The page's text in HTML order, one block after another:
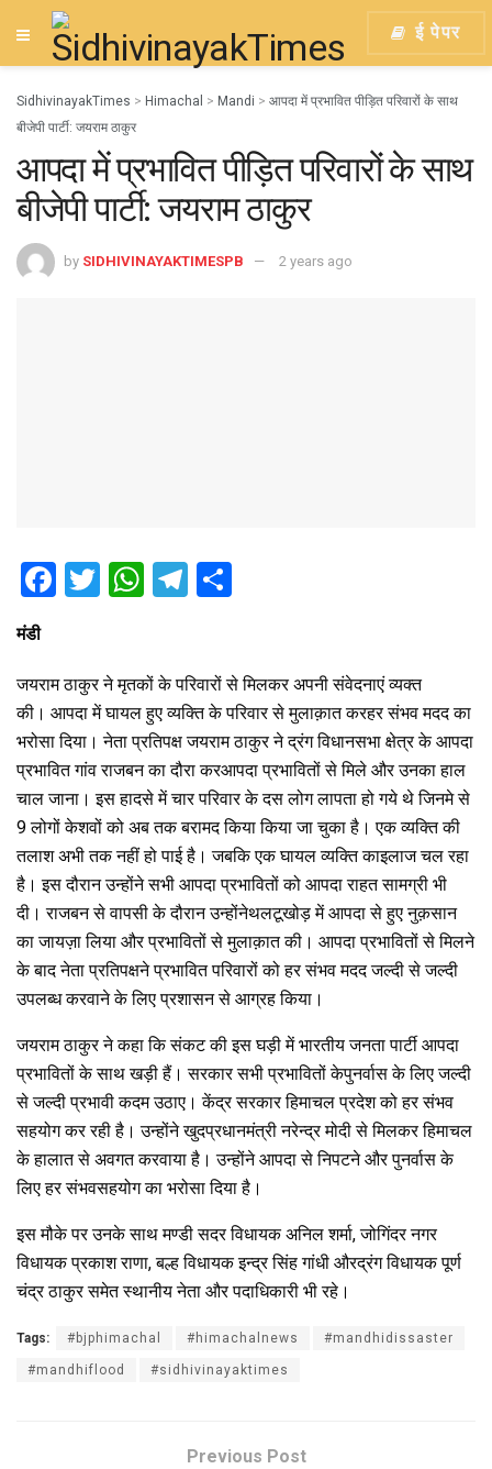
ई पेपर
SidhivinayakTimes > Himachal > Mandi > आपदा में प्रभावित पीड़ित परिवारों के साथ
बीजेपी पार्टी: जयराम ठाकुर
आपदा में प्रभावित पीड़ित परिवारों के साथ
बीजेपी पार्टी: जयराम ठाकुर
by SIDHIVINAYAKTIMESPB 2 years ago
F
b
o
o
k
T
er
W
s
A
p
p
T
gr
a
m
e
मंडी
जयराम ठाकुर ने मृतकों के परिवारों से मिलकर अपनी संवेदनाएं व्यक्त
की। आपदा में घायल हुए व्यक्ति के परिवार से मुलाक़ात करहर संभव मदद का
भरोसा दिया। नेता प्रतिपक्ष जयराम ठाकुर ने द्रंग विधानसभा क्षेत्र के आपदा
प्रभावित गांव राजबन का दौरा करआपदा प्रभावितों से मिले और उनका हाल
चाल जाना। इस हादसे में चार परिवार के दस लोग लापता हो गये थे जिनमे से
9लोगों केशवों को अब तक बरामद किया किया जा चुका है। एक व्यक्ति की
तलाश अभी तक नहीं हो पाई है। जबकि एक घायल व्यक्ति काइलाज चल रहा
है। इस दौरान उन्होंने सभी आपदा प्रभावितों को आपदा राहत सामग्री भी
दी। राजबन से वापसी के दौरान उन्होंनेथलटूखोड़ में आपदा से हुए नुक़सान
का जायज़ा लिया और प्रभावितों से मुलाक़ात की। आपदा प्रभावितों से मिलने
के बाद नेता प्रतिपक्षने प्रभावित परिवारों को हर संभव मदद जल्दी से जल्दी
उपलब्ध करवाने के लिए प्रशासन से आग्रह किया।
जयराम ठाकुर ने कहा कि संकट की इस घड़ी में भारतीय जनता पार्टी आपदा
प्रभावितों के साथ खड़ी हैं। सरकार सभी प्रभावितों केपुनर्वास के लिए जल्दी
से जल्दी प्रभावी कदम उठाए। केंद्र सरकार हिमाचल प्रदेश को हर संभव
सहयोग कर रही है। उन्होंने खुदप्रधानमंत्री नरेन्द्र मोदी से मिलकर हिमाचल
के हालात से अवगत करवाया है। उन्होंने आपदा से निपटने और पुनर्वास के
लिए हर संभवसहयोग का भरोसा दिया है।
इस मौके पर उनके साथ मण्डी सदर विधायक अनिल शर्मा,जोगिंदर नगर
विधायक प्रकाश राणा,बल्ह विधायक इन्द्र सिंह गांधी औरद्रंग विधायक पूर्ण
चंद्र ठाकुर समेत स्थानीय नेता और पदाधिकारी भी रहे।
Tags: #bjphimachal #himachalnews #mandhidissaster
#mandhiflood #sidhivinayaktimes
Previous Post